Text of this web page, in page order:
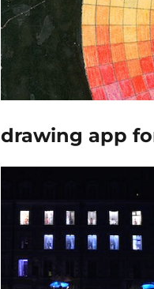
drawing app